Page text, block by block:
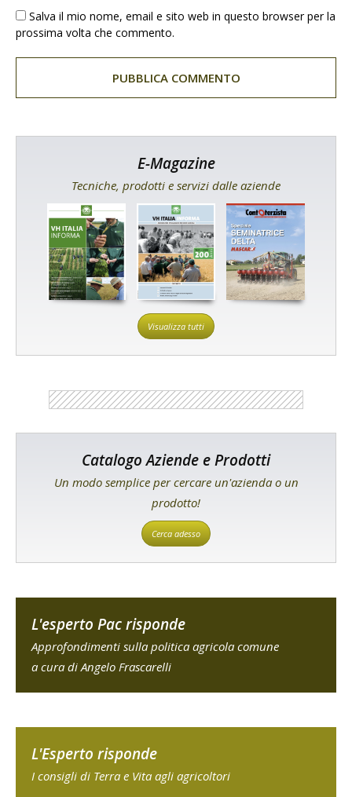
Salva il mio nome, email e sito web in questo browser per la
prossima volta che commento.
E-Magazine
Tecniche, prodotti e servizi dalle aziende
Visualizza tutti
Catalogo Aziende e Prodotti
Un modo semplice per cercare un'azienda o un
prodotto!
Cerca adesso
L'esperto Pac risponde
Approfondimenti sulla politica agricola comune
a cura di Angelo Frascarelli
L'Esperto risponde
I consigli di Terra e Vita agli agricoltori